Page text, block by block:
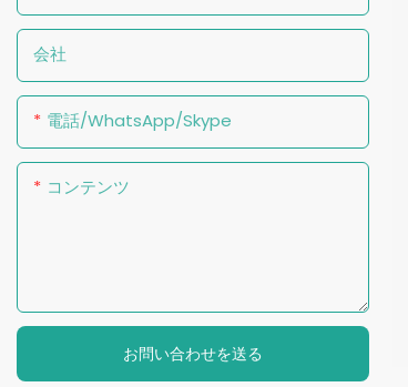
会社
電話/WhatsApp/Skype
コンテンツ
お問い合わせを送る